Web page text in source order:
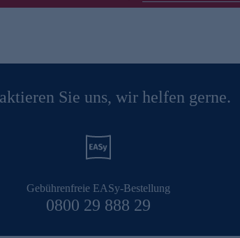
Sie uns, wir helfen gerne.
Gebührenfreie EASy-Bestellung
0800 29 888 29